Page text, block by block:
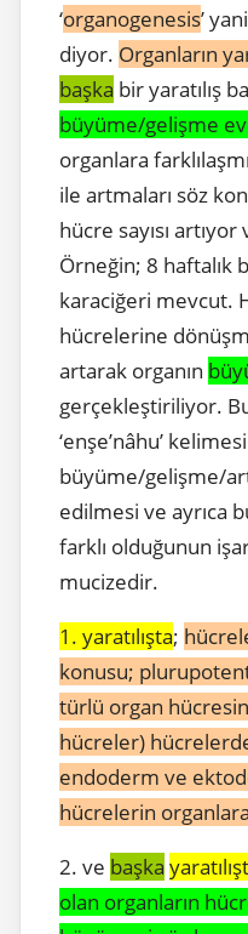
‘organogenesis’ yani
diyor. Organların
başka bir yaratılış
büyüme/gelişme
organlara
ile artmaları söz
hücre sayısı
Örneğin; 8 haftalık
karaciğeri mevcut.
hücrelerine
artarak organın
gerçekleştiriliyor.
‘enşe’nâhu’
büyüme/gelişme/
edilmesi ve ayrıca
farklı olduğunun
mucizedir.
1. yaratılışta;
konusu;
türlü organ
hücreler)
endoderm ve
hücrelerin
2. ve başka
olan organların